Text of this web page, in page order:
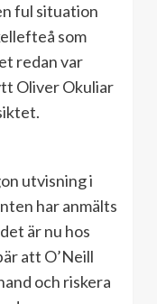
ful situation
som
redan var
Oliver Okuliar
utvisning i
har anmälts
är nu hos
att O’Neill
och riskera